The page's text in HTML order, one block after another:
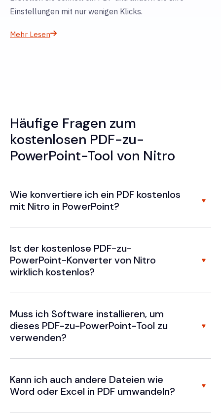
Einstellungen mit nur wenigen Klicks.
Mehr Lesen
Häufige Fragen zum
kostenlosen PDF-zu-
PowerPoint-Tool von Nitro
Wie konvertiere ich ein PDF kostenlos
mit Nitro in PowerPoint?
Ist der kostenlose PDF-zu-
PowerPoint-Konverter von Nitro
wirklich kostenlos?
Muss ich Software installieren, um
dieses PDF-zu-PowerPoint-Tool zu
verwenden?
Kann ich auch andere Dateien wie
Word oder Excel in PDF umwandeln?